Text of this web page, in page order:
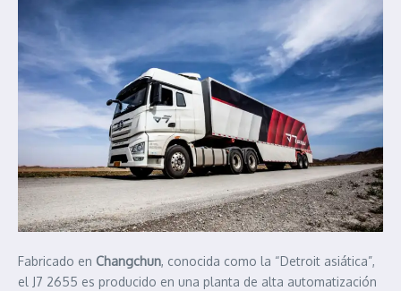
Fabricado en Changchun, conocida como la “Detroit asiática”,
el J7 2655 es producido en una planta de alta automatización